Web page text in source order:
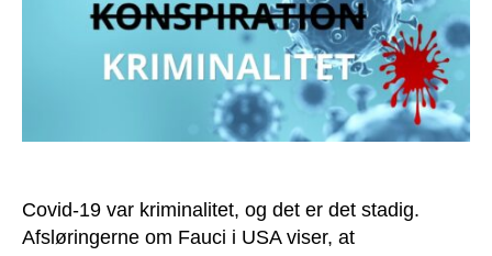
Covid-19 var kriminalitet, og det er det stadig.
Afsløringerne om Fauci i USA viser, at